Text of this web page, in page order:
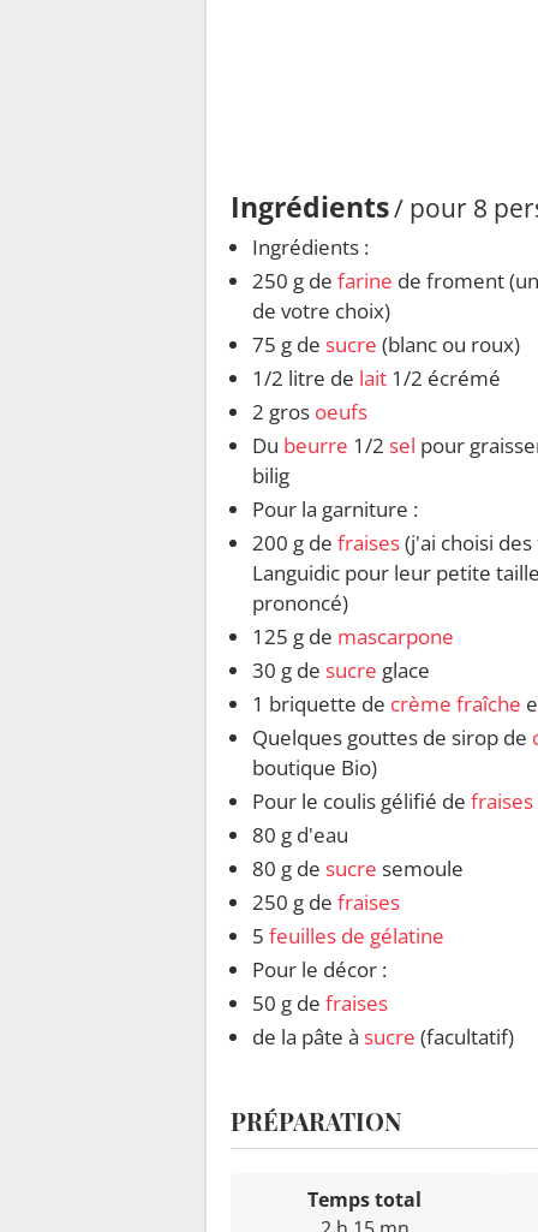
Ingrédients/ pour 8
Ingrédients :
250 g de farine de froment
de votre choix)
75 g de sucre (blanc ou roux)
1/2 litre de lait 1/2 écrémé
2 gros oeufs
Du beurre 1/2 sel pour
bilig
Pour la garniture :
200 g de fraises(j'ai choisi des
Languidic pour leur petite
prononcé)
125 g de mascarpone
30 g de sucre glace
1 briquette de crème fraîche
Quelques gouttes de sirop de
boutique Bio)
Pour le coulis gélifié de fraises
80 g d'eau
80 g de sucre semoule
250 g de fraises
5 feuilles de gélatine
Pour le décor :
50 g de fraises
de la pâte à sucre (facultatif)
PRÉPARATION
Temps total